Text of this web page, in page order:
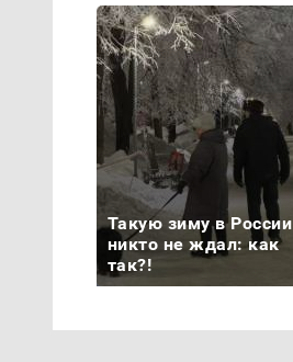
Такую зиму в России
никто не ждал: как
так?!